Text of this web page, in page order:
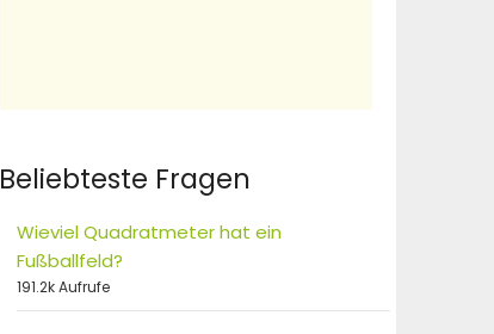
Beliebteste Fragen
Wieviel Quadratmeter hat ein
Fußballfeld?
191.2k Aufrufe